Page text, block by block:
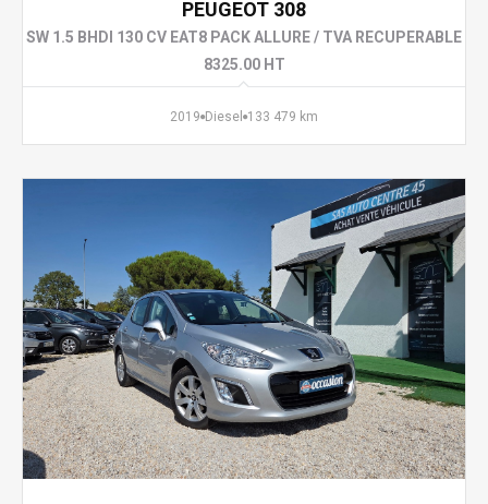
PEUGEOT 308
SW 1.5 BHDI 130 CV EAT8 PACK ALLURE / TVA RECUPERABLE
8325.00 HT
2019 Diesel 133 479 km